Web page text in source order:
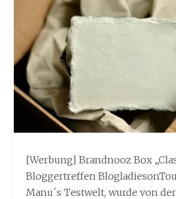
[Werbung] Brandnooz Box
Bloggertreffen
Manu´s Testwelt, wurde von